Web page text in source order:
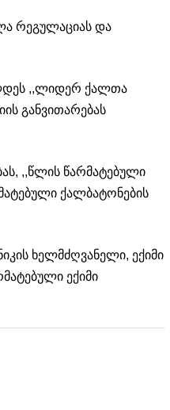
რეგულაციას და
,,ლიდერ ქალთა
განვითარებას
,,წლის წარმატებული
ქალბატონების
ხელმძღვანელი, ექიმი
ექიმი